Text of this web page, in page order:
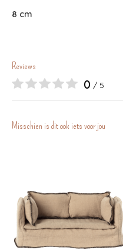
8 cm
Reviews
0 / 5
Misschien is dit ook iets voor jou